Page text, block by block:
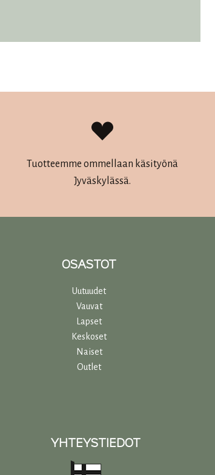
Tuotteemme ommellaan käsityönä
Jyväskylässä.
OSASTOT
Uutuudet
Vauvat
Lapset
Keskoset
Naiset
Outlet
YHTEYSTIEDOT